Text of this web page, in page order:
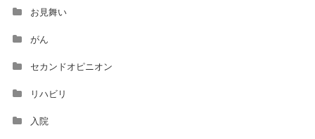
お見舞い
がん
セカンドオピニオン
リハビリ
入院